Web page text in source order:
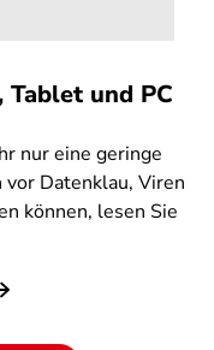
und PC
nur eine geringe
Datenklau, Viren
können, lesen Sie